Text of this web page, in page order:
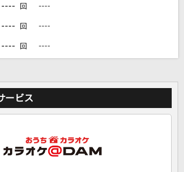
自宅でカラオケ歌い放題！
家族や友達と一緒に！練習にも！
---- 回 ----
---- 回 ----
---- 回 ----
ービス